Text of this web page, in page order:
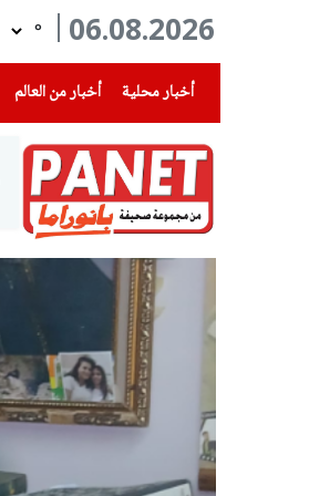
06.08.2026
°
أخبار محلية
(current) أخبار من العالم